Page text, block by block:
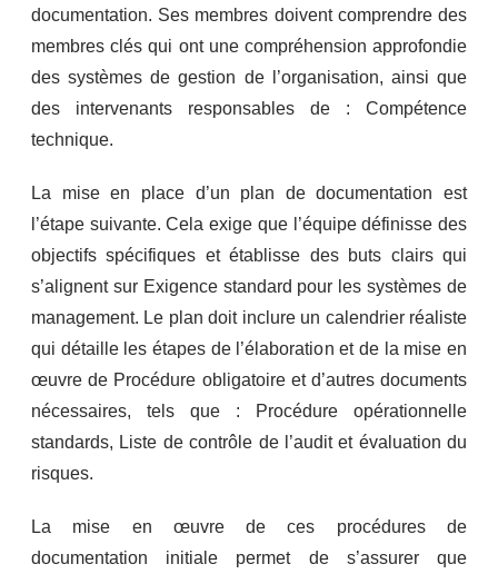
documentation. Ses membres doivent comprendre des
membres clés qui ont une compréhension approfondie
des systèmes de gestion de l’organisation, ainsi que
des intervenants responsables de : Compétence
technique.
La mise en place d’un plan de documentation est
l’étape suivante. Cela exige que l’équipe définisse des
objectifs spécifiques et établisse des buts clairs qui
s’alignent sur Exigence standard pour les systèmes de
management. Le plan doit inclure un calendrier réaliste
qui détaille les étapes de l’élaboration et de la mise en
œuvre de Procédure obligatoire et d’autres documents
nécessaires, tels que : Procédure opérationnelle
standards, Liste de contrôle de l’audit et évaluation du
risques.
La mise en œuvre de ces procédures de
documentation initiale permet de s’assurer que